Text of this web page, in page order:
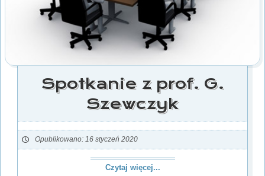
Spotkanie z prof. G.
Szewczyk
Opublikowano: 16 styczeń 2020
Czytaj więcej...